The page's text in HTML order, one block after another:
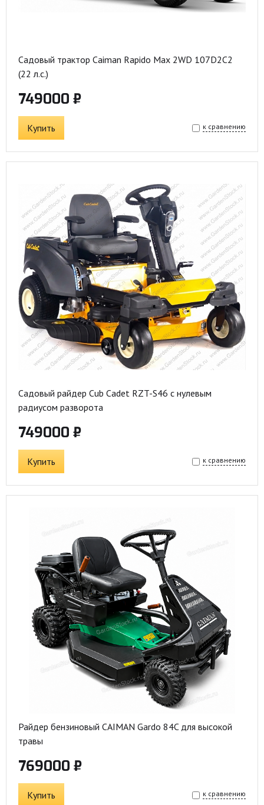
Садовый трактор Caiman Rapido Max 2WD 107D2C2
(22 л.с.)
749000 ₽
Купить к сравнению
Садовый райдер Cub Cadet RZT-S46 с нулевым
радиусом разворота
749000 ₽
Купить к сравнению
Райдер бензиновый CAIMAN Gardo 84C для высокой
травы
769000 ₽
Купить к сравнению